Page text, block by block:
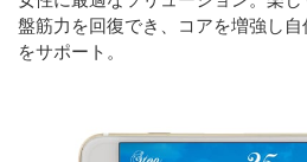
盤筋力を回復でき、コアを増強し
をサポート。